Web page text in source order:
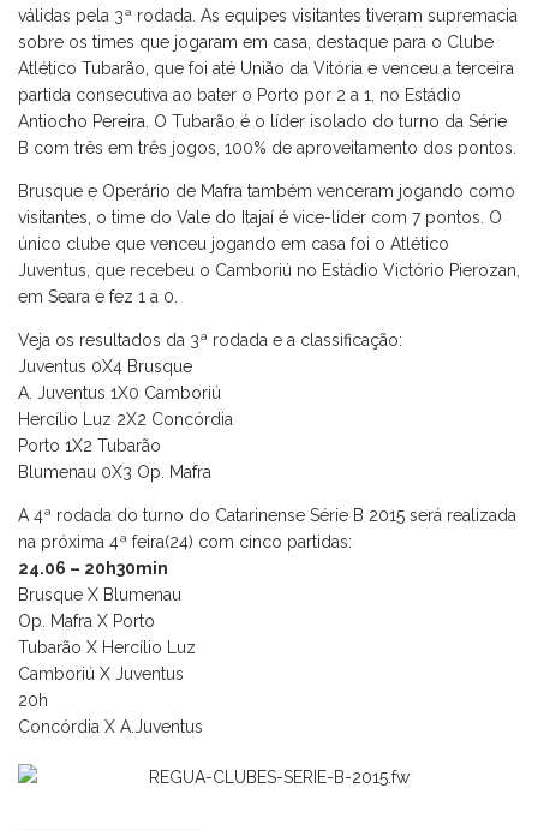
válidas pela 3ª rodada. As equipes visitantes tiveram supremacia
sobre os times que jogaram em casa, destaque para o Clube
Atlético Tubarão, que foi até União da Vitória e venceu a terceira
partida consecutiva ao bater o Porto por 2 a 1, no Estádio
Antiocho Pereira. O Tubarão é o líder isolado do turno da Série
B com três em três jogos, 100% de aproveitamento dos pontos.
Brusque e Operário de Mafra também venceram jogando como
visitantes, o time do Vale do Itajaí é vice-líder com 7 pontos. O
único clube que venceu jogando em casa foi o Atlético
Juventus, que recebeu o Camboriú no Estádio Victório Pierozan,
em Seara e fez 1 a 0.
Veja os resultados da 3ª rodada e a classificação:
Juventus 0X4 Brusque
A. Juventus 1X0 Camboriú
Hercílio Luz 2X2 Concórdia
Porto 1X2 Tubarão
Blumenau 0X3 Op. Mafra
A 4ª rodada do turno do Catarinense Série B 2015 será realizada
na próxima 4ª feira(24) com cinco partidas:
24.06 – 20h30min
Brusque X Blumenau
Op. Mafra X Porto
Tubarão X Hercílio Luz
Camboriú X Juventus
20h
Concórdia X A.Juventus